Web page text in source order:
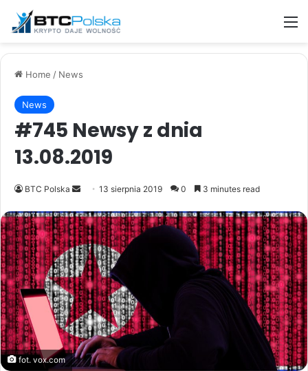
Home / News
News
#745 Newsy z dnia
13.08.2019
BTC Polska
Send
email
13 sierpnia 2019 0 3 minutes read
fot. vox.com